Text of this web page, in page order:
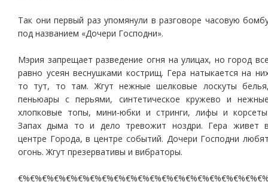
Так они первый раз упомянули в разговоре часовую
под названием «Дочери Господни».
Мэрия запрещает разведение огня на улицах, но город
равно усеян веснушками кострищ. Гера натыкается на
то тут, то там. Жгут нежные шелковые лоскуты
пеньюары с перьями, синтетическое кружево и
хлопковые топы, мини-юбки и стринги, лифы и
Запах дыма то и дело тревожит ноздри. Гера живет
центре Города, в центре событий. Дочери Господни
огонь. Жгут презервативы и вибраторы.